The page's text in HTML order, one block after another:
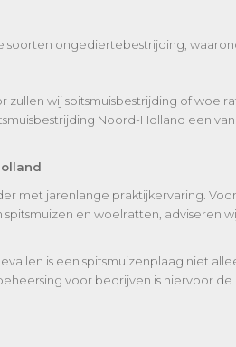
ongediertebestrijding,
wij spitsmuisbestrijding of
Noord-Holland een
met jarenlange praktijkervaring.
en woelratten, adviseren
is een spitsmuizenplaag niet
voor bedrijven is hiervoor